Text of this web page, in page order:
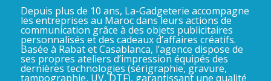
Depuis plus de 10 ans, La-Gadgeterie accompagne
les entreprises au Maroc dans leurs actions de
communication grâce à des objets publicitaires
personnalisés et des cadeaux d’affaires créatifs.
Basée à Rabat et Casablanca, l’agence dispose de
ses propres ateliers d’impression équipés des
dernières technologies (sérigraphie, gravure,
tampographie, UV, DTF), garantissant une qualité